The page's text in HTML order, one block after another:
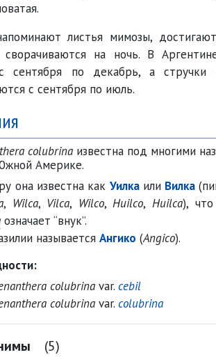
листья мимозы,
на ночь. В
сентября по декабрь, а стручки
с сентября по июль.
colubrina известна под многими
Америке.
она известна как Уилкаили Вилка
, Wilca, Vilca, Wilco,Huilco, Huilca),
означает “внук”.
называется Ангико (Angico).
colubrina var. cebil
colubrina var. colubrina
(5)